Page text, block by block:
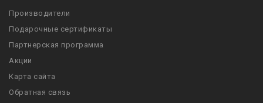
Производители
Подарочные сертификаты
Партнерская программа
Акции
Карта сайта
Обратная связь